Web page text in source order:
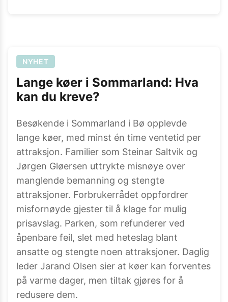
NYHET
Lange køer i Sommarland: Hva
kan du kreve?
Besøkende i Sommarland i Bø opplevde
lange køer, med minst én time ventetid per
attraksjon. Familier som Steinar Saltvik og
Jørgen Gløersen uttrykte misnøye over
manglende bemanning og stengte
attraksjoner. Forbrukerrådet oppfordrer
misfornøyde gjester til å klage for mulig
prisavslag. Parken, som refunderer ved
åpenbare feil, slet med heteslag blant
ansatte og stengte noen attraksjoner. Daglig
leder Jarand Olsen sier at køer kan forventes
på varme dager, men tiltak gjøres for å
redusere dem.